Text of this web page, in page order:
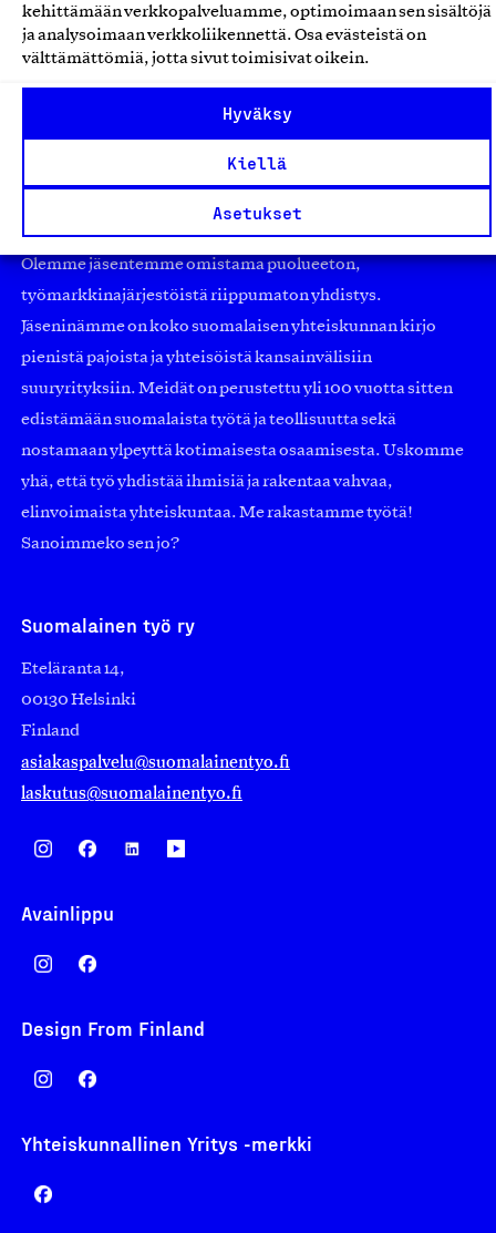
kehittämään verkkopalveluamme, optimoimaan sen sisältöjä
ja analysoimaan verkkoliikennettä. Osa evästeistä on
välttämättömiä, jotta sivut toimisivat oikein.
Hyväksy
Kiellä
Asetukset
Verkkokauppapalvelut
Olemme jäsentemme omistama puolueeton,
työmarkkinajärjestöistä riippumaton yhdistys.
Jäseninämme on koko suomalaisen yhteiskunnan kirjo
pienistä pajoista ja yhteisöistä kansainvälisiin
suuryrityksiin. Meidät on perustettu yli 100 vuotta sitten
edistämään suomalaista työtä ja teollisuutta sekä
nostamaan ylpeyttä kotimaisesta osaamisesta. Uskomme
yhä, että työ yhdistää ihmisiä ja rakentaa vahvaa,
elinvoimaista yhteiskuntaa. Me rakastamme työtä!
Sanoimmeko sen jo?
Suomalainen työ ry
Eteläranta 14,
00130 Helsinki
Finland
asiakaspalvelu@suomalainentyo.fi
laskutus@suomalainentyo.fi
Avainlippu
Design From Finland
Yhteiskunnallinen Yritys -merkki